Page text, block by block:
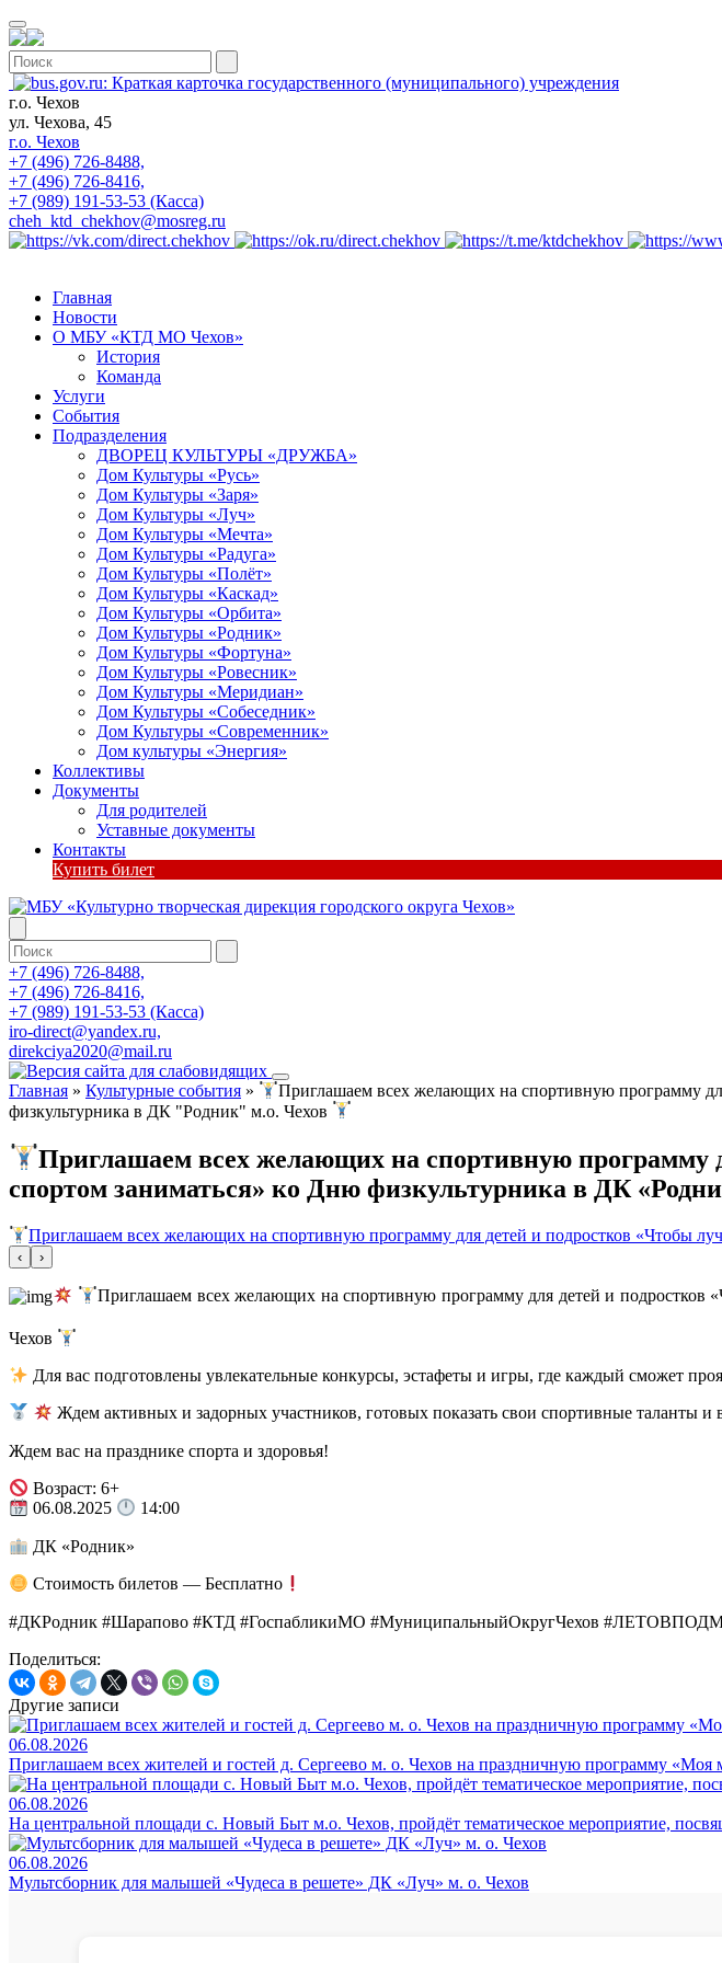
г.о. Чехов
ул. Чехова, 45
г.о. Чехов
+7 (496) 726-8488,
+7 (496) 726-8416,
+7 (989) 191-53-53 (Касса)
cheh_ktd_chekhov@mosreg.ru
Главная
Новости
О МБУ «КТД МО Чехов»
История
Команда
Услуги
События
Подразделения
ДВОРЕЦ КУЛЬТУРЫ «ДРУЖБА»
Дом Культуры «Русь»
Дом Культуры «Заря»
Дом Культуры «Луч»
Дом Культуры «Мечта»
Дом Культуры «Радуга»
Дом Культуры «Полёт»
Дом Культуры «Каскад»
Дом Культуры «Орбита»
Дом Культуры «Родник»
Дом Культуры «Фортуна»
Дом Культуры «Ровесник»
Дом Культуры «Меридиан»
Дом Культуры «Собеседник»
Дом Культуры «Современник»
Дом культуры «Энергия»
Коллективы
Документы
Для родителей
Уставные документы
Контакты
Купить билет
+7 (496) 726-8488,
+7 (496) 726-8416,
+7 (989) 191-53-53 (Касса)
iro-direct@yandex.ru,
direkciya2020@mail.ru
Главная » Культурные события »
Приглашаем всех желающих на спортивную программу
физкультурника в ДК "Родник" м.о. Чехов
Приглашаем всех желающих на спортивную программу
спортом заниматься» ко Дню физкультурника в ДК
Приглашаем всех желающих на спортивную программу для детей и подростков «Чтобы
‹ ›
Приглашаем всех желающих на спортивную программу для детей и подростков
Чехов
Для вас подготовлены увлекательные конкурсы, эстафеты и игры, где каждый сможет
Ждем активных и задорных участников, готовых показать свои спортивные таланты и
Ждем вас на празднике спорта и здоровья!
Возраст: 6+
06.08.2025
14:00
ДК «Родник»
Стоимость билетов — Бесплатно
#ДКРодник #Шарапово #КТД #ГоспабликиМО #МуниципальныйОкругЧехов
Поделиться:
Другие записи
06.08.2026
Приглашаем всех жителей и гостей д. Сергеево м. о. Чехов на праздничную программу «Моя
06.08.2026
На центральной площади с. Новый Быт м.о. Чехов, пройдёт тематическое мероприятие,
06.08.2026
Мультсборник для малышей «Чудеса в решете» ДК «Луч» м. о. Чехов